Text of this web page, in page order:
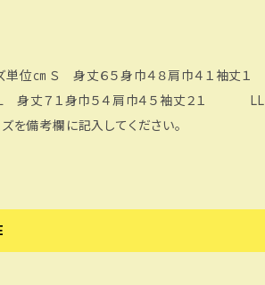
４１袖丈１
丈７１身巾５４肩巾４５袖丈２１ LL
備考欄に記入してください。